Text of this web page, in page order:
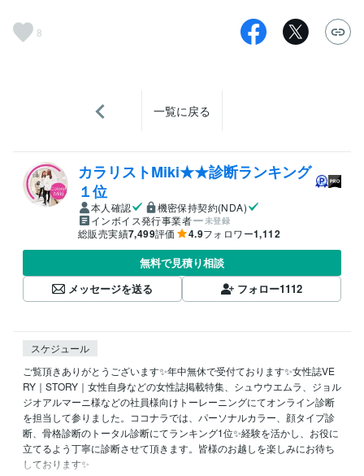
8
一覧に戻る
カラリストMiki★★診断ランキング
１位
本人確認
機密保持契約(NDA)
インボイス発行事業者
未登録
総販売実績7,499評価 4.9フォロワー1,112
無料で見積り相談
メッセージを送る
フォロー1112
スケジュール
ご覧頂きありがとうございます✨年中無休で受付ております✨女性誌VE
RY｜STORY｜女性自身などの女性誌掲載特集、シュウウエムラ、ジョル
ジオアルマーニ様などの社員様向けトーレーニングにてオンライン診断
を担当して参りました。ココナラでは、パーソナルカラー、顔タイプ診
断、骨格診断のトータル診断にてランキング1位✨経験を活かし、お役に
立てるよう丁寧に診断させて頂きます。皆様のお越しを楽しみにお待ち
しております✨